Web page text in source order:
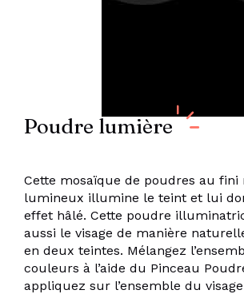
Poudre lumière
Cette mosaïque de poudres au fini
lumineux illumine le teint et lui
effet hâlé. Cette poudre
aussi le visage de manière
en deux teintes. Mélangez
couleurs à l’aide du Pinceau
appliquez sur l’ensemble du